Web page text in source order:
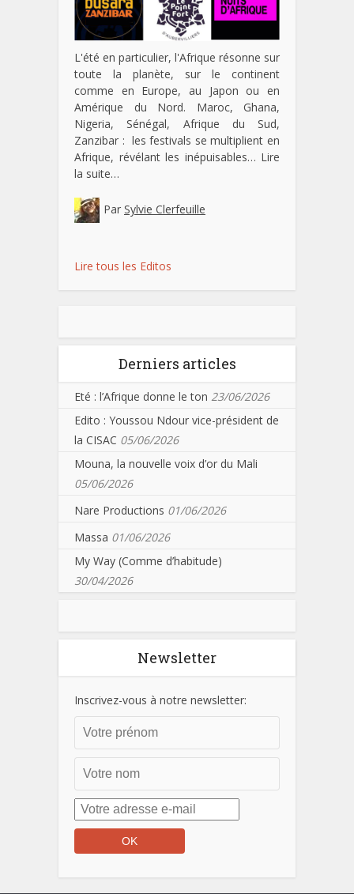
L'été en particulier, l'Afrique résonne sur
toute la planète, sur le continent
comme en Europe, au Japon ou en
Amérique du Nord. Maroc, Ghana,
Nigeria, Sénégal, Afrique du Sud,
Zanzibar : les festivals se multiplient en
Afrique, révélant les inépuisables… Lire
la suite…
Par Sylvie Clerfeuille
Lire tous les Editos
Derniers articles
Eté : l’Afrique donne le ton 23/06/2026
Edito : Youssou Ndour vice-président de
la CISAC 05/06/2026
Mouna, la nouvelle voix d’or du Mali
05/06/2026
Nare Productions 01/06/2026
Massa 01/06/2026
My Way (Comme d’habitude)
30/04/2026
Newsletter
Inscrivez-vous à notre newsletter: